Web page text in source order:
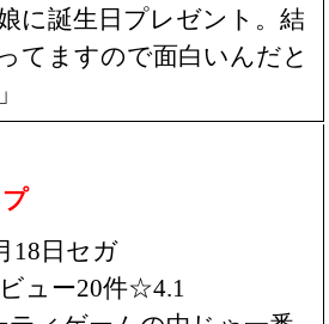
に誕生日プレゼント。結
てますので面白いんだと
18日セガ
ュー20件☆4.1